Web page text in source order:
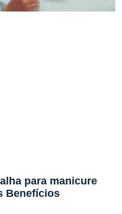
para manicure
Benefícios